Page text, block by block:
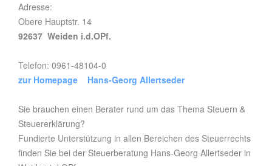
Adresse:
Obere Hauptstr. 14
92637 Weiden i.d.OPf.
Telefon: 0961-48104-0
zur Homepage Hans-Georg Allertseder
Sie brauchen einen Berater rund um das Thema Steuern &
Steuererklärung?
Fundierte Unterstützung in allen Bereichen des Steuerrechts
finden Sie bei der Steuerberatung Hans-Georg Allertseder in